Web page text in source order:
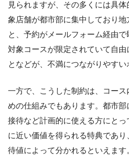
見られますが、その多くには具
象店舗が都市部に集中しており地
と、予約がメールフォーム経由で
対象コースが限定されていて自由
となどが、不満につながりやすい
一方で、こうした制約は、コー
めの仕組みでもあります。都市
接待など計画的に使える方にと
に近い価値を得られる特典であ
待値によって分かれるといえま